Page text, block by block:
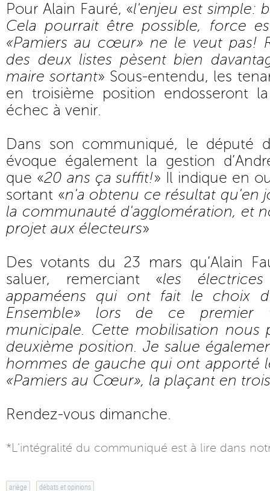
Pour Alain Fauré, «l'enjeu est simple:
Cela pourrait être possible, force
«Pamiers au cœur» ne le veut pas!
des deux listes pèsent bien
maire sortant» Sous-entendu, les
en troisième position endosseront la
échec à venir.
Dans son communiqué, le député
évoque également la gestion
que «20 ans ça suffit!» Il indique en
sortant «n'a obtenu ce résultat qu'en
la communauté d'agglomération, et
projet aux électeurs»
Des votants du 23 mars qu’Alain
saluer, remerciant «les
appaméens qui ont fait le choix
Ensemble» lors de ce premier
municipale. Cette mobilisation nous
deuxième position. Je salue
hommes de gauche qui ont apporté
«Pamiers au Cœur», la plaçant en
Rendez-vous dimanche.
*L’intégralité du communiqué est à lire dans
ariège débats et opinions